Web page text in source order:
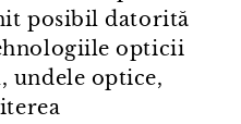
posibil datorită
opticii
undele optice,